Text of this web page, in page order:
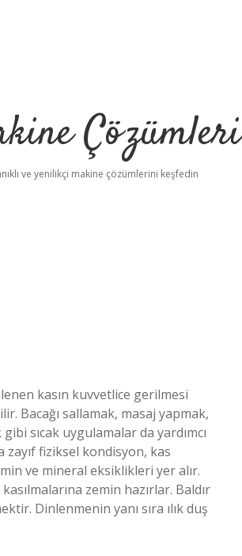
Çözümleri
ve yenilikçi makine çözümlerini keşfedin
kasın kuvvetlice gerilmesi
Bacağı sallamak, masaj yapmak,
sıcak uygulamalar da yardımcı
zayıf fiziksel kondisyon, kas
ve mineral eksiklikleri yer alır.
zemin hazırlar. Baldır
Dinlenmenin yanı sıra ılık duş